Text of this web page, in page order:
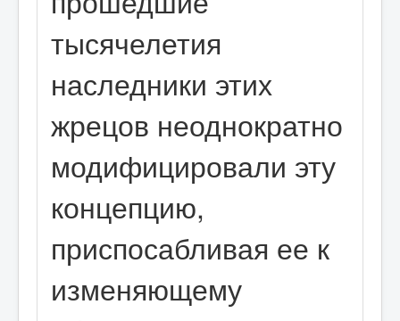
тысячелетия
наследники этих
жрецов неоднократно
модифицировали эту
концепцию,
приспосабливая ее к
изменяющему